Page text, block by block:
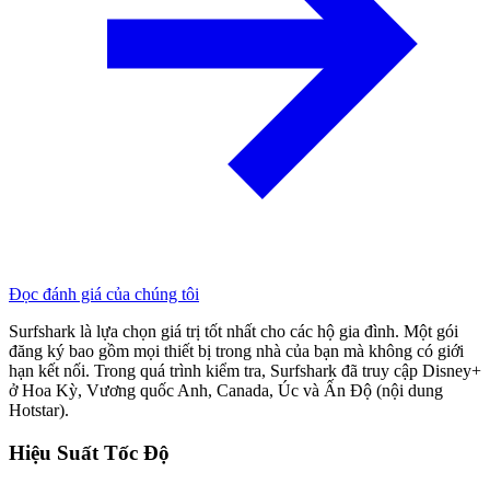
Đọc đánh giá của chúng tôi
Surfshark là lựa chọn giá trị tốt nhất cho các hộ gia đình. Một gói
đăng ký bao gồm mọi thiết bị trong nhà của bạn mà không có giới
hạn kết nối. Trong quá trình kiểm tra, Surfshark đã truy cập Disney+
ở Hoa Kỳ, Vương quốc Anh, Canada, Úc và Ấn Độ (nội dung
Hotstar).
Hiệu Suất Tốc Độ